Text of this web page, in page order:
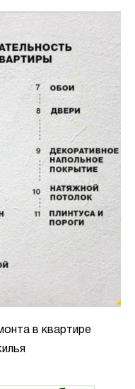
в квартире